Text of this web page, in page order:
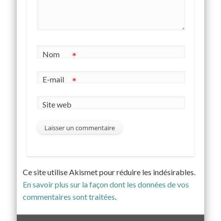
Nom *
E-mail *
Site web
Ce site utilise Akismet pour réduire les indésirables.
En savoir plus sur la façon dont les données de vos
commentaires sont traitées.